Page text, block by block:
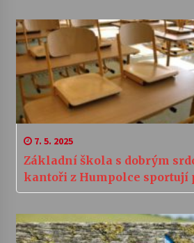
7. 5. 2025
Základní škola s dobrým
kantoři z Humpolce sportují